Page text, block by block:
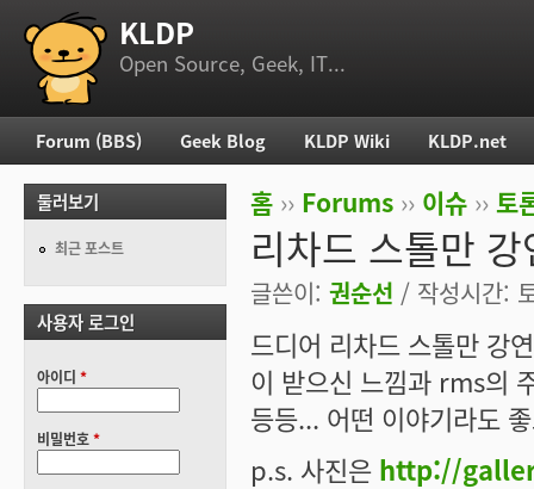
부 메뉴 KLDP
Open Source, Geek, IT...
현재 위치
홈 ›› Forums ›› 이슈 ›› 토
리차드 스톨만
글쓴이: 권순선 / 작성시간:
드디어 리차드 스톨만 강
이 받으신 느낌과 rms의
등등... 어떤 이야기라도
p.s. 사진은 http://
주 메뉴
Forum (BBS) Geek Blog KLDP Wiki KLDP.net
둘러보기
최근 포스트
사용자 로그인
아이디 *
비밀번호*